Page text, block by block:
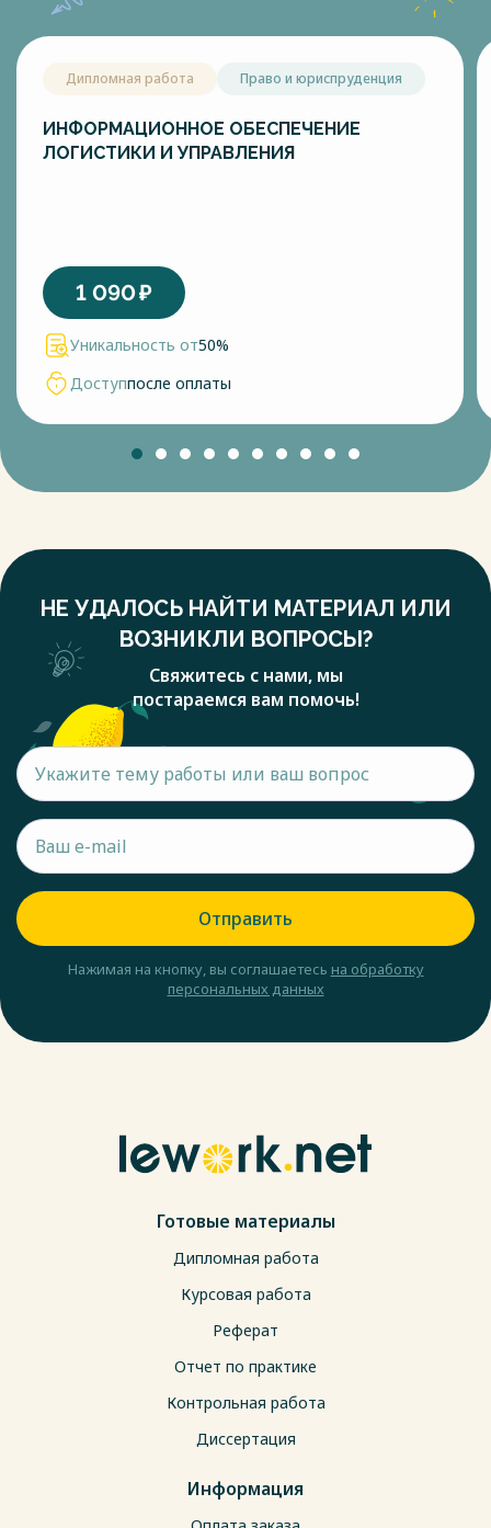
Дипломная работа Право и юриспруденция
ИНФОРМАЦИОННОЕ ОБЕСПЕЧЕНИЕ
ЛОГИСТИКИ И УПРАВЛЕНИЯ
1 090₽
Уникальность от50%
Доступпосле оплаты
НЕ УДАЛОСЬ НАЙТИ МАТЕРИАЛ ИЛИ
ВОЗНИКЛИ ВОПРОСЫ?
Свяжитесь с нами, мы
постараемся вам помочь!
Отправить
Нажимая на кнопку, вы соглашаетесь на обработку
персональных данных
Готовые материалы
Дипломная работа
Курсовая работа
Реферат
Отчет по практике
Контрольная работа
Диссертация
Информация